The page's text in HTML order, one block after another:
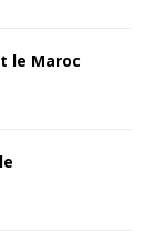
le Maroc